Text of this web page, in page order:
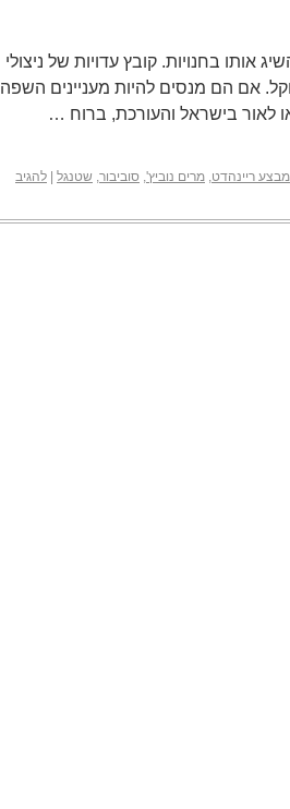
אותו בחנויות. קובץ עדויות של ניצולי
אם הם מנסים להיות מעניינים השפה
לאור בישראל והעורכת, ברוח …
מבצע ריינהדט, מרים נוביץ', סוביבור, שטנגל להגיב